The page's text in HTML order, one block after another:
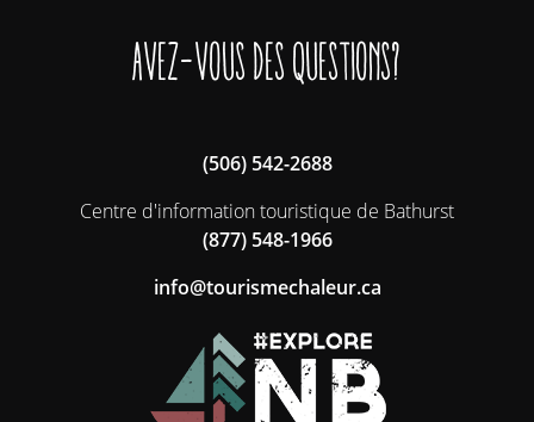
Avez-vous des questions?
(506) 542-2688
Centre d'information touristique de Bathurst
(877) 548-1966
ac.ruelahcemsiruot@ofni